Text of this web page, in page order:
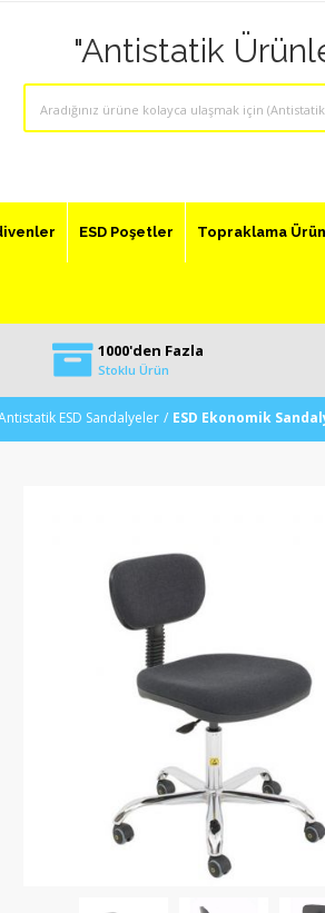
"Antistatik
ESD Poşetler Topraklama
1000'den Fazla
Stoklu Ürün
ESD Sandalyeler ESD Ekonomik